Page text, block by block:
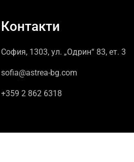
Контакти
София, 1303, ул. „Одрин“ 83, ет. 3
sofia@astrea-bg.com
+359 2 862 6318